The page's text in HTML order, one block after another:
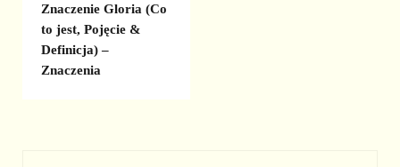
Znaczenie Gloria (Co
to jest, Pojęcie &
Definicja) –
Znaczenia